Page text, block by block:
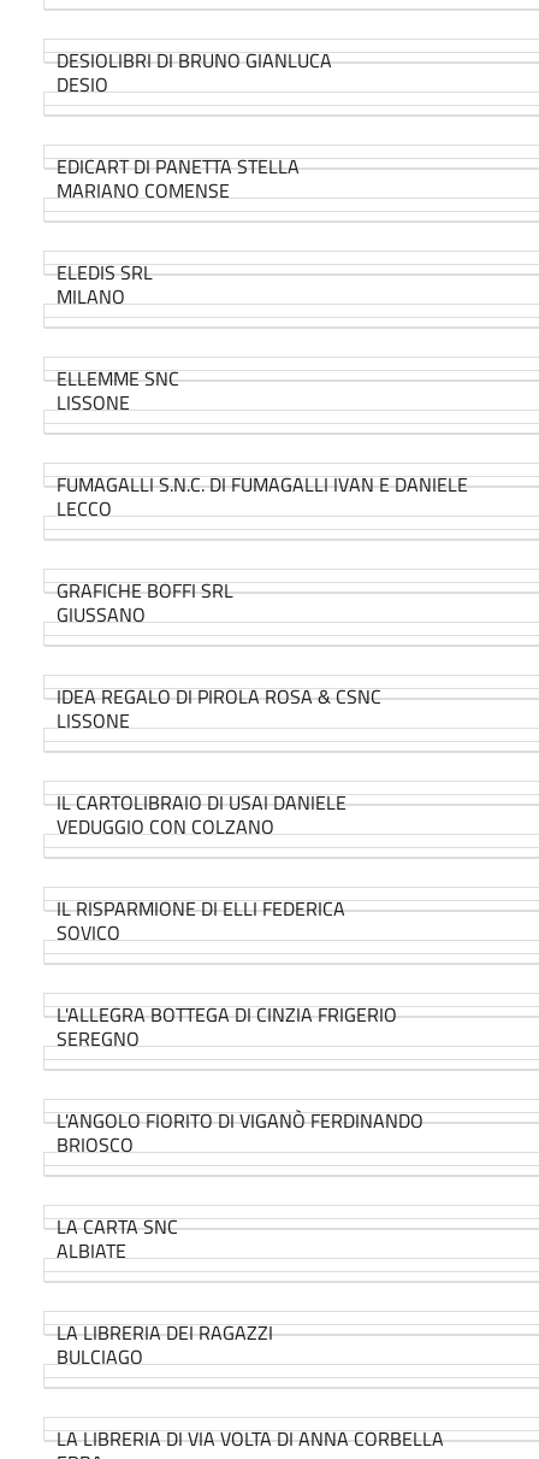
DESIOLIBRI DI BRUNO GIANLUCA
DESIO
EDICART DI PANETTA STELLA
MARIANO COMENSE
ELEDIS SRL
MILANO
ELLEMME SNC
LISSONE
FUMAGALLI S.N.C. DI FUMAGALLI IVAN E DANIELE
LECCO
GRAFICHE BOFFI SRL
GIUSSANO
IDEA REGALO DI PIROLA ROSA & CSNC
LISSONE
IL CARTOLIBRAIO DI USAI DANIELE
VEDUGGIO CON COLZANO
IL RISPARMIONE DI ELLI FEDERICA
SOVICO
L'ALLEGRA BOTTEGA DI CINZIA FRIGERIO
SEREGNO
L'ANGOLO FIORITO DI VIGANÒ FERDINANDO
BRIOSCO
LA CARTA SNC
ALBIATE
LA LIBRERIA DEI RAGAZZI
BULCIAGO
LA LIBRERIA DI VIA VOLTA DI ANNA CORBELLA